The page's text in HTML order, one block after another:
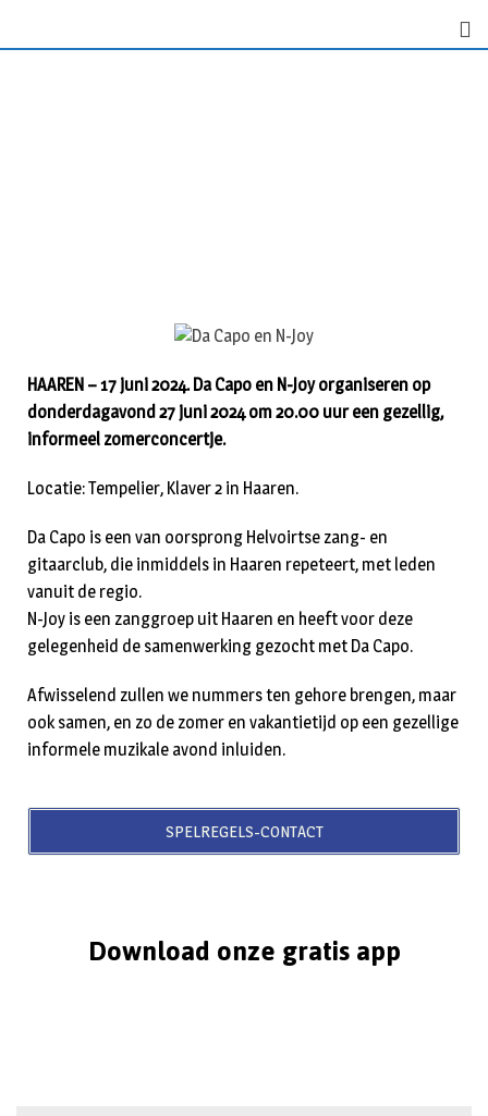
HAAREN – 17 juni 2024. Da Capo en N-Joy organiseren op
donderdagavond 27 juni 2024 om 20.00 uur een gezellig,
informeel zomerconcertje.
Locatie: Tempelier, Klaver 2 in Haaren.
Da Capo is een van oorsprong Helvoirtse zang- en
gitaarclub, die inmiddels in Haaren repeteert, met leden
vanuit de regio.
N-Joy is een zanggroep uit Haaren en heeft voor deze
gelegenheid de samenwerking gezocht met Da Capo.
Afwisselend zullen we nummers ten gehore brengen, maar
ook samen, en zo de zomer en vakantietijd op een gezellige
informele muzikale avond inluiden.
SPELREGELS-CONTACT
Download onze gratis app